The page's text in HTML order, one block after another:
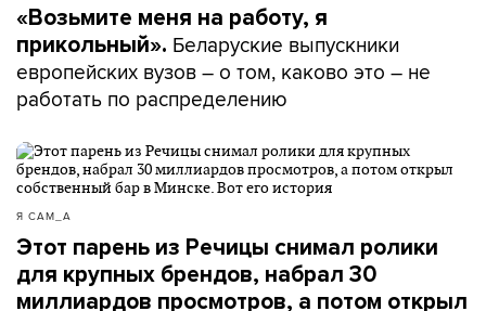
«Возьмите меня на работу, я
прикольный». Беларуские выпускники
европейских вузов – о том, каково это – не
работать по распределению
Я САМ_А
Этот парень из Речицы снимал ролики
для крупных брендов, набрал 30
миллиардов просмотров, а потом открыл